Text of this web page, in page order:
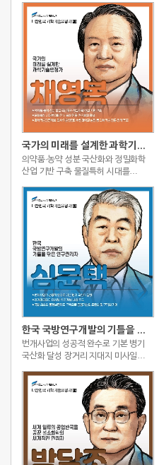
국가의 미래를 설계한 과학기술행정가
의약품·농약 성분 국산화와 정밀화학
산업 기반 구축 물질특허 시대를
과학기술연합대학원대학교 설립 등
과학기술 진흥정책 주도
한국 국방연구개발의 기틀을 닦은 연구관리자
번개사업의 성공적 완수로 기본 병기
국산화 달성 장거리 지대지 미사일
품질보증제도 구축으로 공업기술의
표준화 및 규격화 기여